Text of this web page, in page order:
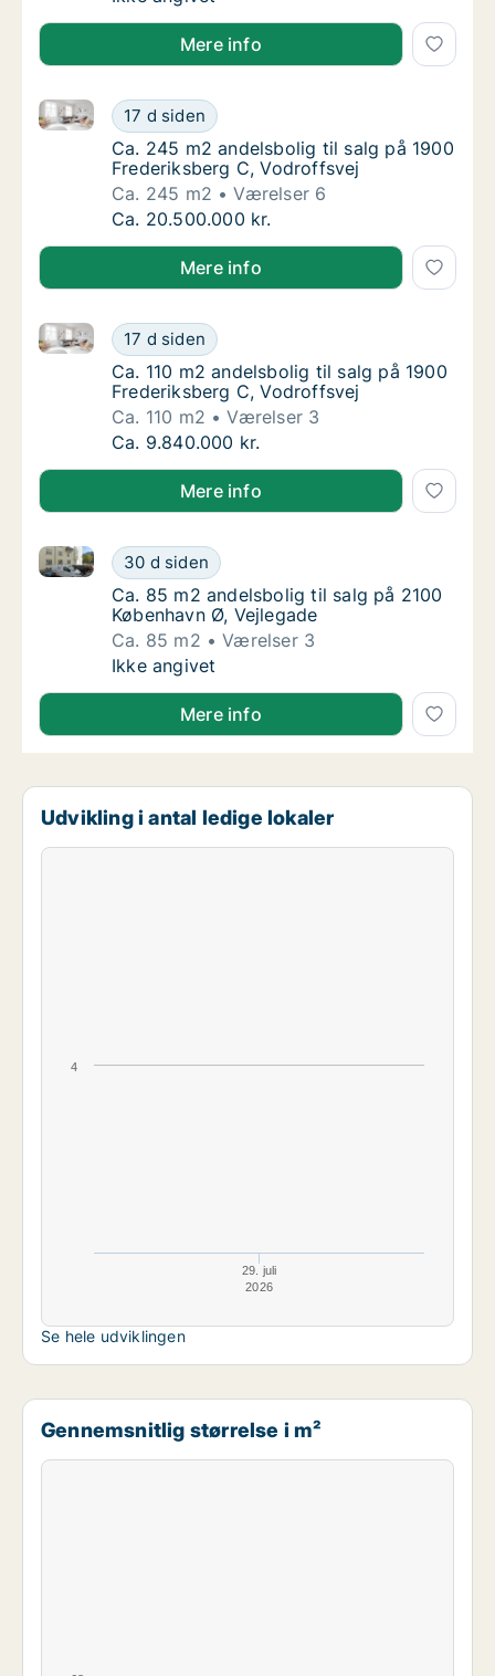
Mere info
Ca. 245 m2 andelsbolig til salg på 1900
17 d siden
Ca. 245 m2 andelsbolig til salg på 1900
Ca. 245 m2 andelsbolig til salg på 1900
Ca. 245 m2 andelsbolig til salg på 1900
Frederiksberg C, Vodroffsvej
Ca. 245 m2
Værelser 6
Ca. 245 m2 andelsbolig til salg på 1900
Ca. 20.500.000 kr.
Mere info
Ca. 110 m2 andelsbolig til salg på 1900
17 d siden
Ca. 110 m2 andelsbolig til salg på 1900
Ca. 110 m2 andelsbolig til salg på 1900
Ca. 110 m2 andelsbolig til salg på 1900
Frederiksberg C, Vodroffsvej
Ca. 110 m2
Værelser 3
Ca. 110 m2 andelsbolig til salg på 1900
Ca. 9.840.000 kr.
Mere info
Ca. 85 m2 andelsbolig til salg på 2100
30 d siden
Ca. 85 m2 andelsbolig til salg på 2100 København
Ca. 85 m2 andelsbolig til salg på 2100
Ca. 85 m2 andelsbolig til salg på 2100
København Ø, Vejlegade
Ca. 85 m2
Værelser 3
Ca. 85 m2 andelsbolig til salg på 2100
Ikke angivet
Mere info
Udvikling i antal ledige lokaler
29. juli
2026
4
Se hele udviklingen
Gennemsnitlig størrelse i m²